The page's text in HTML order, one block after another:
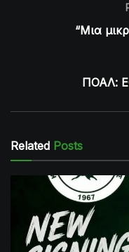
“Μια
ΠΟΑΛ:
Related Posts